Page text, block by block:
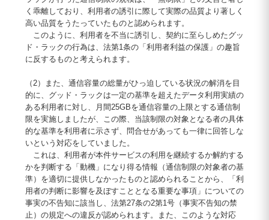
く乖離しており、利用者の誘引に際して実際の品質より著しく
高い品質をうたっていたものと認められます。
このように、利用者を不当に誘引し、契約に至らしめたグッ
ド・ラックの行為は、法第1条の「利用者利益の保護」の趣旨
に反するものと考えられます。
（2）また、通信容量の総量がひっ迫している状況の解消を目
的に、グッド・ラックは一定の基準を超えたデータ利用実績の
ある利用者に対し、月間25GBを通信容量の上限とする通信制
限を実施しましたが、この際、当該制限の対象となる者の具体
的な基準を利用者に示さず、問合せがあっても一律に回答しな
いという対応をしていました。
これは、利用者が本件サービスの利用を継続するか解約する
かを判断する「動機」になり得る情報（通信制限の対象者の基
準）を適切に提供しなかったものと認められることから、「利
用者の判断に影響を及ぼすこととなる重要な事項」についての
事実の不告知に該当し、法第27条の2第1号（事実不告知の禁
止）の規定への違反が認められます。また、このような対応